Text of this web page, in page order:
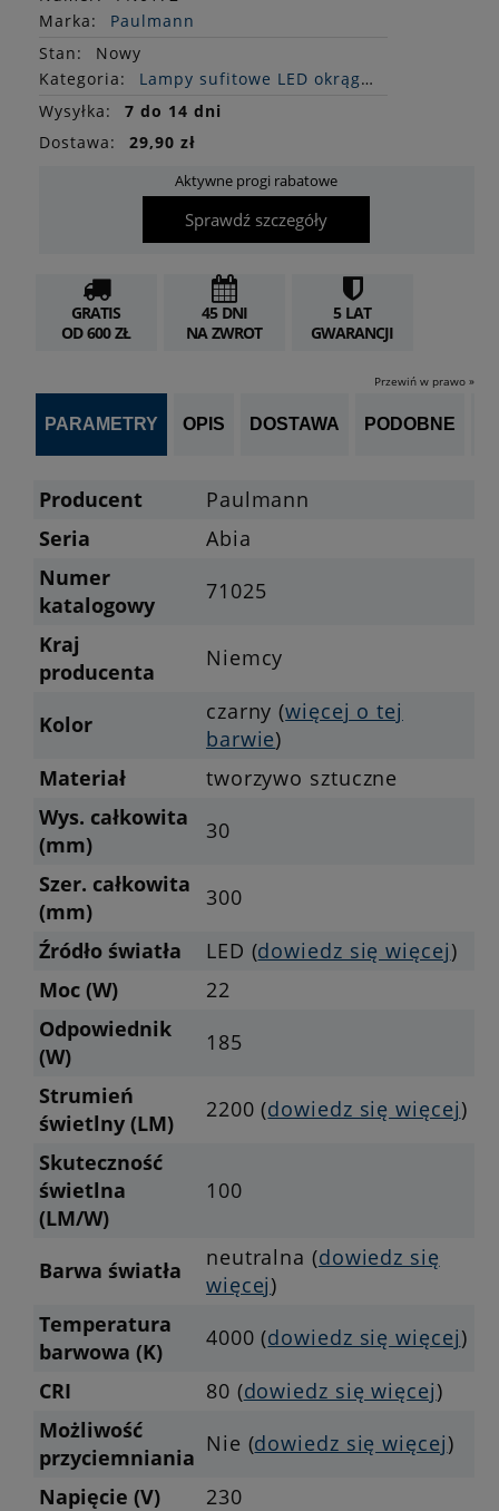
Marka:
Paulmann
Stan:
Nowy
Kategoria:
Lampy sufitowe LED okrągłe
Wysyłka:
7 do 14 dni
Dostawa:
29,90 zł
Aktywne progi rabatowe
Sprawdź szczegóły
GRATIS
OD 600 ZŁ
45 DNI
NA ZWROT
5 LAT
GWARANCJI
Przewiń w prawo »
PARAMETRY OPIS DOSTAWA PODOBNE
Producent
Paulmann
Seria
Abia
Numer
katalogowy
71025
Kraj
producenta
Niemcy
Kolor czarny (więcej o tej
barwie)
Materiał
tworzywo sztuczne
Wys. całkowita
(mm)
30
Szer. całkowita
(mm)
300
Źródło światła
LED (dowiedz się więcej)
Moc (W)
22
Odpowiednik
(W)
185
Strumień
świetlny (LM)
2200 (dowiedz się więcej)
Skuteczność
świetlna
(LM/W)
100
Barwa światła neutralna (dowiedz się
więcej)
Temperatura
barwowa (K)
4000 (dowiedz się więcej)
CRI
80 (dowiedz się więcej)
Możliwość
przyciemniania
Nie (dowiedz się więcej)
Napięcie (V)
230